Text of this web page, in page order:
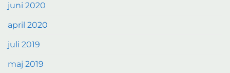
juni 2020
april 2020
juli 2019
maj 2019